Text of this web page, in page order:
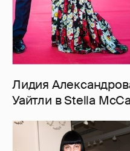
Лидия
Уайтли в Stella